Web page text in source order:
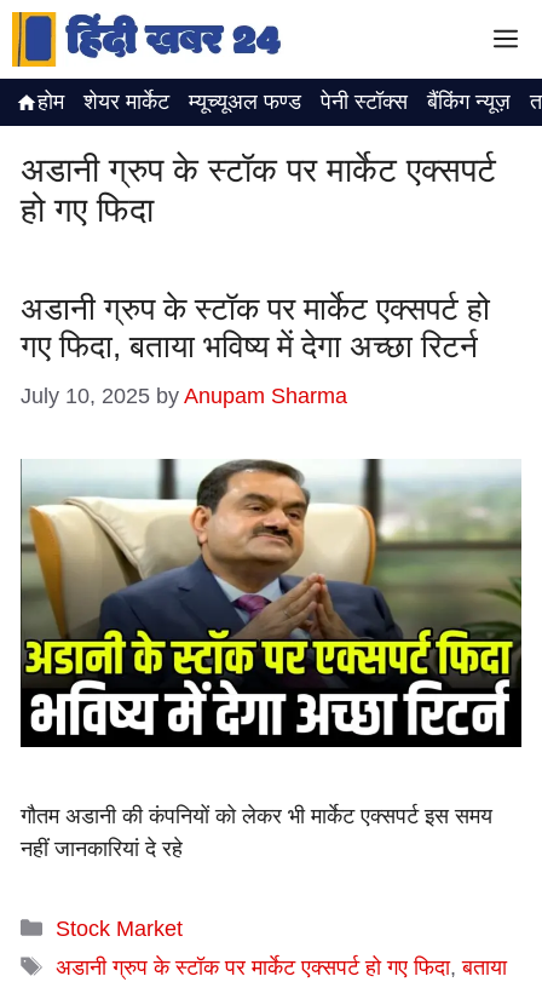
Skip
content
होम शेयर मार्केट म्यूच्यूअल फण्ड पेनी स्टॉक्स बैंकिंग न्यूज़
अडानी ग्रुप के स्टॉक पर मार्केट एक्सपर्ट
हो गए फिदा
अडानी ग्रुप के स्टॉक पर मार्केट एक्सपर्ट हो
गए फिदा, बताया भविष्य में देगा अच्छा रिटर्न
July 10, 2025 by Anupam Sharma
गौतम अडानी की कंपनियों को लेकर भी मार्केट एक्सपर्ट इस समय
नहीं जानकारियां दे रहे
Categories
Stock Market
Tags
अडानी ग्रुप के स्टॉक पर मार्केट एक्सपर्ट हो गए फिदा,बताया